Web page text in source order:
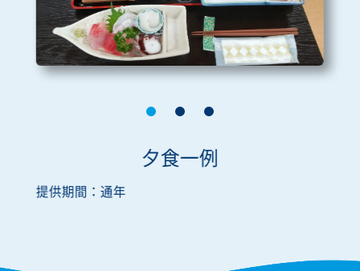
夕食一例
提供期間：通年